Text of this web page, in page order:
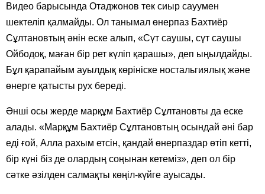
Видео барысында Отаджонов тек сиыр сауумен
шектеліп қалмайды. Ол танымал өнерпаз Бахтиёр
Сұлтановтың әнін еске алып, «Сүт саушы, сүт саушы
Ойбодоқ, маған бір рет күліп қарашы», деп ыңылдайды.
Бұл қарапайым ауылдық көрініске ностальгиялық және
өнерге қатысты рух береді.
Әнші осы жерде марқұм Бахтиёр Сұлтановты да еске
алады. «Марқұм Бахтиёр Сұлтановтың осындай әні бар
еді ғой, Алла рахым етсін, қандай өнерпаздар өтіп кетті,
бір күні біз де олардың соңынан кетеміз», деп ол бір
сәтке әзілден салмақты көңіл-күйге ауысады.